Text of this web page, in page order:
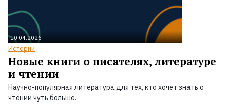
10.04.2026
Истории
Новые книги о писателях, литературе
и чтении
Научно-популярная литература для тех, кто хочет знать о
чтении чуть больше.